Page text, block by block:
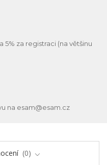
5% za registraci (na většinu
na esam@esam.cz
0